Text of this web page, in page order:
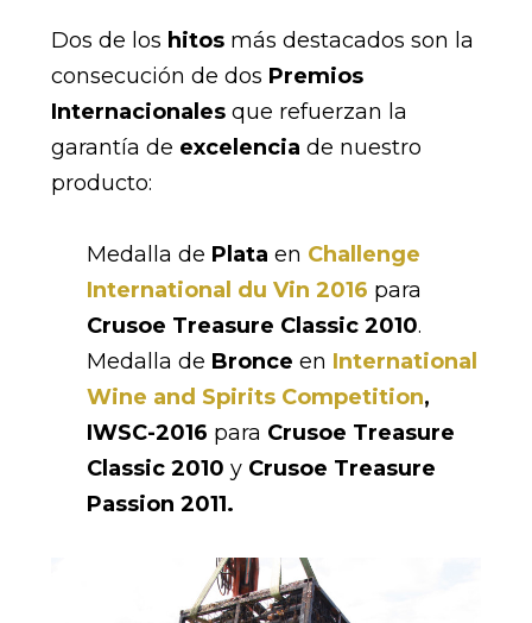
Dos de los hitosmás destacados son la
consecución de dos Premios
Internacionalesque refuerzan la
garantía de excelencia de nuestro
producto:
Medalla de Plata en Challenge
International du Vin 2016 para
Crusoe Treasure Classic 2010.
Medalla de Bronce en International
Wine and Spirits Competition,
IWSC-2016 para Crusoe Treasure
Classic 2010 y Crusoe Treasure
Passion 2011.